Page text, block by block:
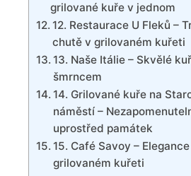
grilované kuře v jednom
12. Restaurace U Fleků –
chutě v grilovaném kuřeti
13. Naše ⁤Itálie – Skvělé
‍šmrncem
14. Grilované kuře na
náměstí –
uprostřed památek
15. Café⁣ Savoy –
grilovaném ​kuřeti